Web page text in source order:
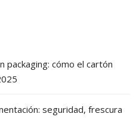
packaging: cómo el cartón
seguridad, frescura